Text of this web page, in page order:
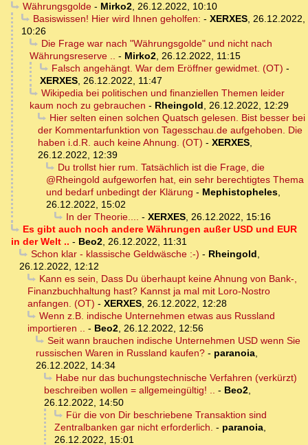
Währungsgolde- Mirko2, 26.12.2022, 10:10
Basiswissen! Hier wird Ihnen geholfen: - XERXES, 26.12.2022,
10:26
Die Frage war nach "Währungsgolde" und nicht nach
Währungsreserve .. - Mirko2, 26.12.2022, 11:15
Falsch angehängt. War dem Eröffner gewidmet. (OT) -
XERXES, 26.12.2022, 11:47
Wikipedia bei politischen und finanziellen Themen leider
kaum noch zu gebrauchen - Rheingold, 26.12.2022, 12:29
Hier selten einen solchen Quatsch gelesen. Bist besser bei
der Kommentarfunktion von Tagesschau.de aufgehoben. Die
haben i.d.R. auch keine Ahnung. (OT) - XERXES,
26.12.2022, 12:39
Du trollst hier rum. Tatsächlich ist die Frage, die
@Rheingold aufgeworfen hat, ein sehr berechtigtes Thema
und bedarf unbedingt der Klärung - Mephistopheles,
26.12.2022, 15:02
In der Theorie.... - XERXES, 26.12.2022, 15:16
Es gibt auch noch andere Währungen außer USD und EUR
in der Welt .. - Beo2, 26.12.2022, 11:31
Schon klar - klassische Geldwäsche :-) - Rheingold,
26.12.2022, 12:12
Kann es sein, Dass Du überhaupt keine Ahnung von Bank-,
Finanzbuchhaltung hast? Kannst ja mal mit Loro-Nostro
anfangen. (OT) - XERXES, 26.12.2022, 12:28
Wenn z.B. indische Unternehmen etwas aus Russland
importieren .. - Beo2, 26.12.2022, 12:56
Seit wann brauchen indische Unternehmen USD wenn Sie
russischen Waren in Russland kaufen? - paranoia,
26.12.2022, 14:34
Habe nur das buchungstechnische Verfahren (verkürzt)
beschreiben wollen = allgemeingültig! .. - Beo2,
26.12.2022, 14:50
Für die von Dir beschriebene Transaktion sind
Zentralbanken gar nicht erforderlich. - paranoia,
26.12.2022, 15:01